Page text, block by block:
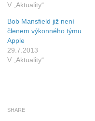
V „Aktuality“
Bob Mansfield již není
členem výkonného týmu
Apple
29.7.2013
V „Aktuality“
SHARE